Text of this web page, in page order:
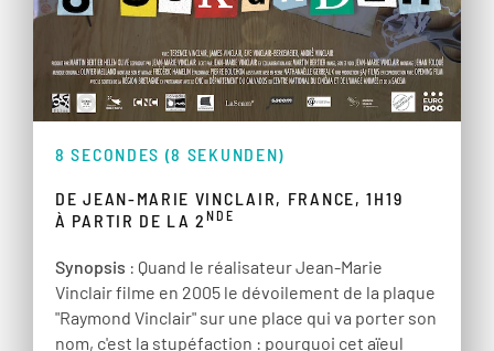
8 SECONDES (8 SEKUNDEN)
DE JEAN-MARIE VINCLAIR, FRANCE, 1H19
À PARTIR DE LA 2NDE
Synopsis : Quand le réalisateur Jean-Marie
Vinclair filme en 2005 le dévoilement de la plaque
"Raymond Vinclair" sur une place qui va porter son
nom, c'est la stupéfaction : pourquoi cet aïeul